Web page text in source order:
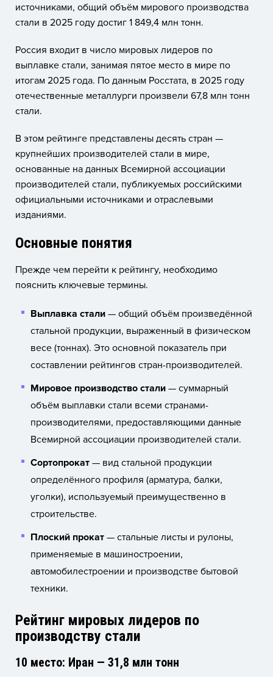
источниками, общий объём мирового производства
стали в 2025 году достиг 1 849,4 млн тонн.
Россия входит в число мировых лидеров по
выплавке стали, занимая пятое место в мире по
итогам 2025 года. По данным Росстата, в 2025 году
отечественные металлурги произвели 67,8 млн тонн
стали.
В этом рейтинге представлены десять стран —
крупнейших производителей стали в мире,
основанные на данных Всемирной ассоциации
производителей стали, публикуемых российскими
официальными источниками и отраслевыми
изданиями.
Основные понятия
Прежде чем перейти к рейтингу, необходимо
пояснить ключевые термины.
Выплавка стали — общий объём произведённой
стальной продукции, выраженный в физическом
весе (тоннах). Это основной показатель при
составлении рейтингов стран-производителей.
Мировое производство стали — суммарный
объём выплавки стали всеми странами-
производителями, предоставляющими данные
Всемирной ассоциации производителей стали.
Сортопрокат — вид стальной продукции
определённого профиля (арматура, балки,
уголки), используемый преимущественно в
строительстве.
Плоский прокат — стальные листы и рулоны,
применяемые в машиностроении,
автомобилестроении и производстве бытовой
техники.
Рейтинг мировых лидеров по
производству стали
10 место: Иран — 31,8 млн тонн